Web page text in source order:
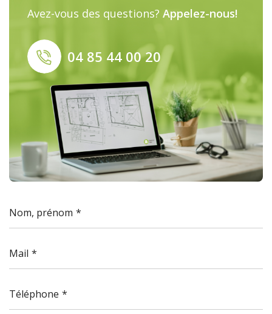
Avez-vous des questions? Appelez-nous!
04 85 44 00 20
Nom, prénom
Mail
Téléphone